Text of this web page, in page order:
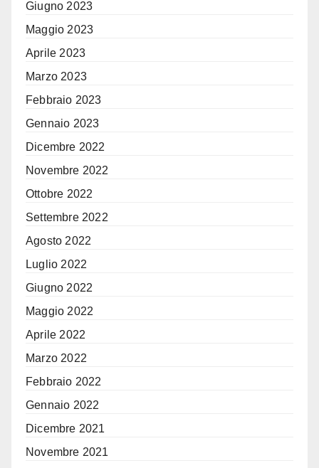
Giugno 2023
Maggio 2023
Aprile 2023
Marzo 2023
Febbraio 2023
Gennaio 2023
Dicembre 2022
Novembre 2022
Ottobre 2022
Settembre 2022
Agosto 2022
Luglio 2022
Giugno 2022
Maggio 2022
Aprile 2022
Marzo 2022
Febbraio 2022
Gennaio 2022
Dicembre 2021
Novembre 2021